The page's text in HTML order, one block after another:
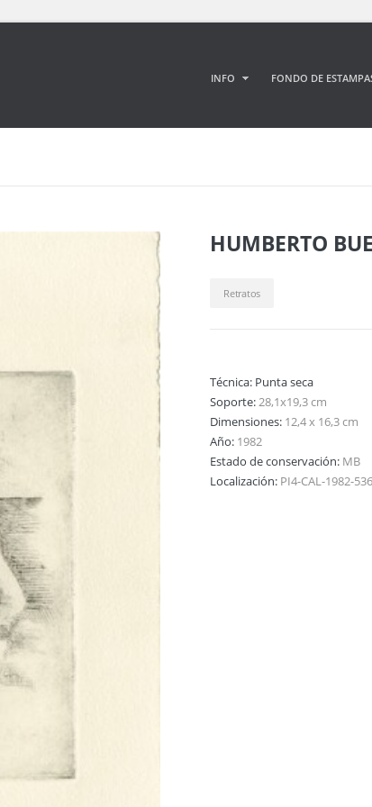
INFO FONDO DE
HUMBERTO
Retratos
Técnica: Punta seca
Soporte:28,1x19,3 cm
Dimensiones: 12,4 x 16,3 cm
Año: 1982
Estado de conservación: MB
Localización: PI4-CAL-1982-536